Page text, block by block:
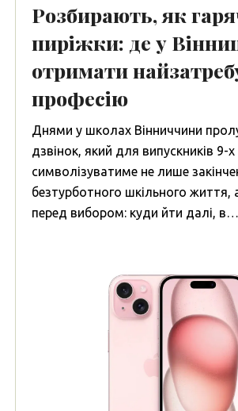
Розбирають, як
пиріжки: де у
отримати
професію
Днями у школах Вінниччини
дзвінок, який для випускників 9-х
символізуватиме не лише
безтурботного шкільного життя,
перед вибором: куди йти далі, в…